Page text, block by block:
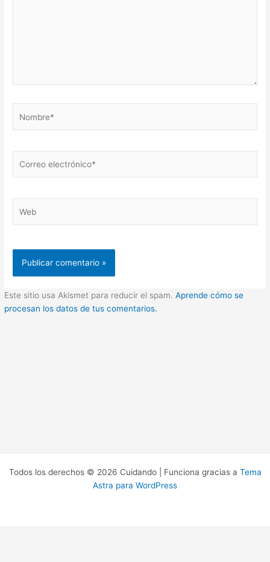
electrónico*
Este sitio usa Akismet para reducir el spam.Aprende cómo se
procesan los datos de tus comentarios.
Todos los derechos © 2026 Cuidando | Funciona gracias a Tema
Astra para WordPress